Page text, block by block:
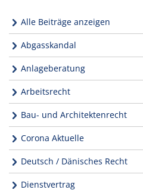
Alle Beiträge anzeigen
Abgasskandal
Anlageberatung
Arbeitsrecht
Bau- und Architektenrecht
Corona Aktuelle
Deutsch / Dänisches Recht
Dienstvertrag